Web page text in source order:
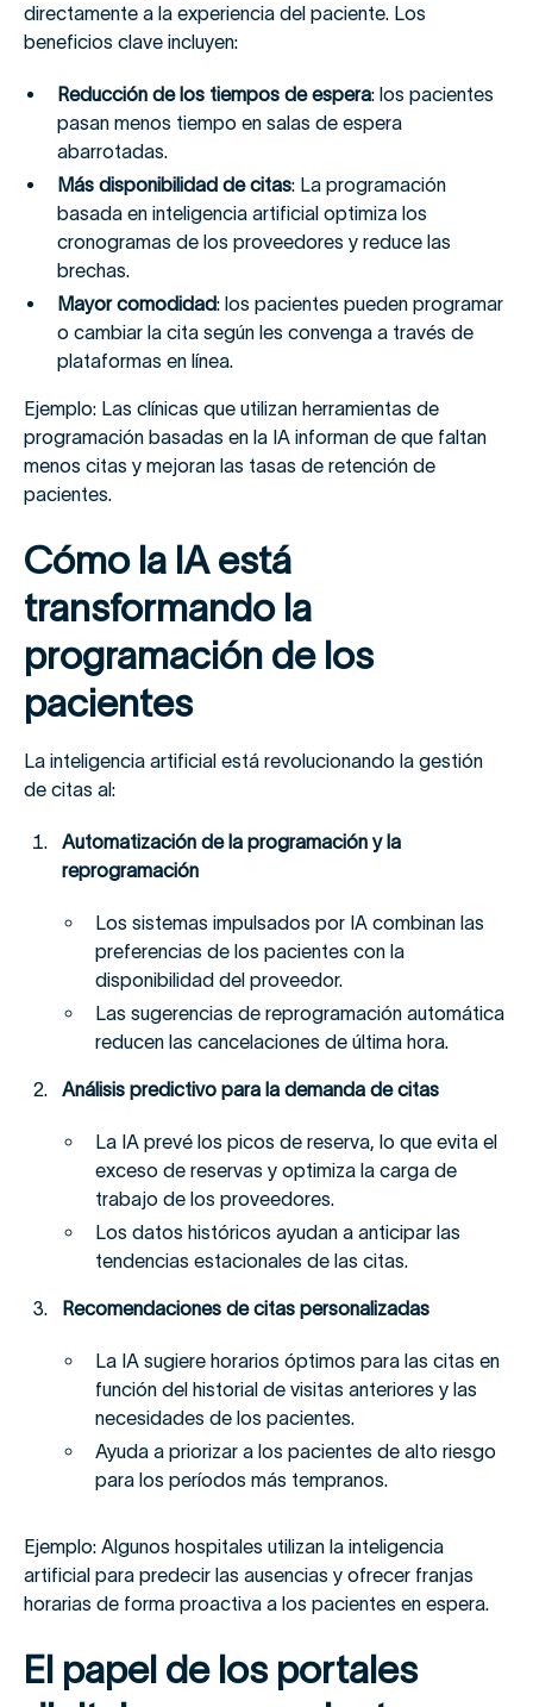
directamente a la experiencia del paciente. Los
beneficios clave incluyen:
Reducción de los tiempos de espera: los pacientes
pasan menos tiempo en salas de espera
abarrotadas.
Más disponibilidad de citas: La programación
basada en inteligencia artificial optimiza los
cronogramas de los proveedores y reduce las
brechas.
Mayor comodidad: los pacientes pueden programar
o cambiar la cita según les convenga a través de
plataformas en línea.
Ejemplo: Las clínicas que utilizan herramientas de
programación basadas en la IA informan de que faltan
menos citas y mejoran las tasas de retención de
pacientes.
Cómo la IA está
transformando la
programación de los
pacientes
La inteligencia artificial está revolucionando la gestión
de citas al:
Automatización de la programación y la
reprogramación
Los sistemas impulsados por IA combinan las
preferencias de los pacientes con la
disponibilidad del proveedor.
Las sugerencias de reprogramación automática
reducen las cancelaciones de última hora.
Análisis predictivo para la demanda de citas
La IA prevé los picos de reserva, lo que evita el
exceso de reservas y optimiza la carga de
trabajo de los proveedores.
Los datos históricos ayudan a anticipar las
tendencias estacionales de las citas.
Recomendaciones de citas personalizadas
La IA sugiere horarios óptimos para las citas en
función del historial de visitas anteriores y las
necesidades de los pacientes.
Ayuda a priorizar a los pacientes de alto riesgo
para los períodos más tempranos.
Ejemplo: Algunos hospitales utilizan la inteligencia
artificial para predecir las ausencias y ofrecer franjas
horarias de forma proactiva a los pacientes en espera.
El papel de los portales